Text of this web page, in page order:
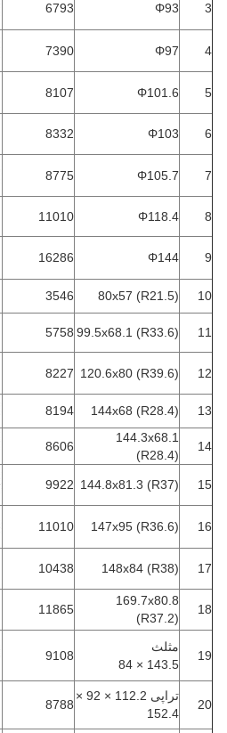
Φ93
6793
4
Φ97
7390
5
Φ101.6
8107
Φ103
8332
Φ105.7
8775
Φ118.4
11010
Φ144
16286
10
80x57 (R21.5)
3546
11
99.5x68.1 (R33.6)
5758
12
120.6x80 (R39.6)
8227
13
144x68 (R28.4)
8194
14
144.3x68.1
(R28.4)
8606
15
144.8x81.3 (R37)
9922
16
147x95 (R36.6)
11010
17
148x84 (R38)
10438
18
169.7x80.8
(R37.2)
11865
19
مثلث
143.5 × 84
9108
20
تراپی 112.2 × 92 ×
152.4
8788